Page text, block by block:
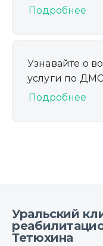
Подробнее
Узнавайте о
услуги по ДМС
Подробнее
Уральский
Тетюхина